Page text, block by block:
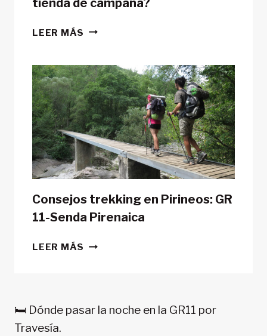
LEER MÁS ¿ES
LA
GR11
CON
TIENDA
DE
CAMPAÑA?
Consejos trekking en Pirineos: GR
11-Senda Pirenaica
LEER MÁS CONSEJOS
11-
🛏️ Dónde pasar la noche en la GR11 por
Travesía.